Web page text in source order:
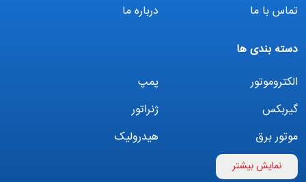
تماس با ما
درباره ما
دسته بندی ها
الکتروموتور
پمپ
گیربکس
ژنراتور
موتور برق
هیدرولیک
اینورترنمایش بیشتر